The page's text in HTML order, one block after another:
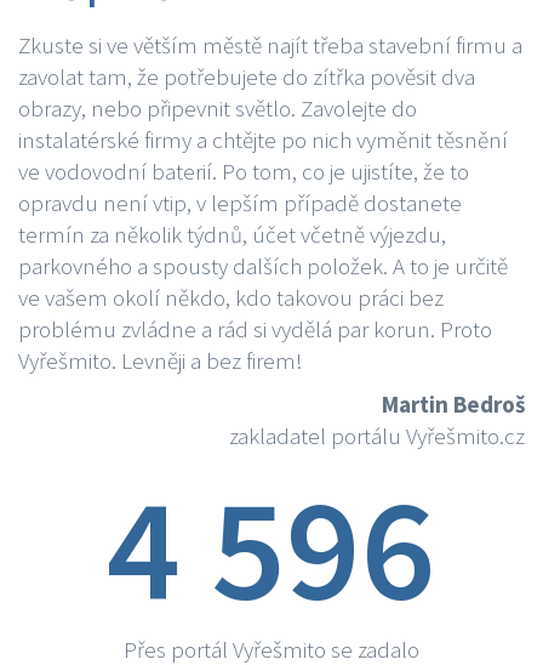
Zkuste si ve větším městě najít třeba stavební firmu a
zavolat tam, že potřebujete do zítřka pověsit dva
obrazy, nebo připevnit světlo. Zavolejte do
instalatérské firmy a chtějte po nich vyměnit těsnění
ve vodovodní baterií. Po tom, co je ujistíte, že to
opravdu není vtip, v lepším případě dostanete
termín za několik týdnů, účet včetně výjezdu,
parkovného a spousty dalších položek. A to je určitě
ve vašem okolí někdo, kdo takovou práci bez
problému zvládne a rád si vydělá par korun. Proto
Vyřešmito. Levněji a bez firem!
Martin Bedroš
zakladatel portálu Vyřešmito.cz
4 596
Přes portál Vyřešmito se zadalo